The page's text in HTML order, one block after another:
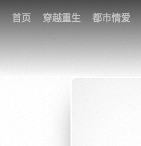
首页 穿越重生 都市情爱
我的观影记录